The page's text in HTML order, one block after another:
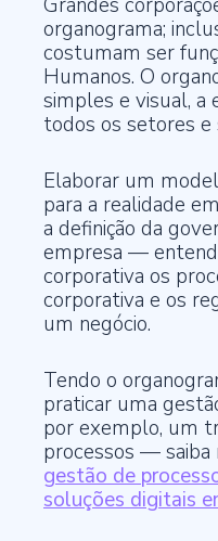
Grandes
organograma;
costumam ser
Humanos. O
simples e visual, a
todos os setores e
Elaborar um
para a realidade
a definição da
empresa —
corporativa os
corporativa e os
um negócio.
Tendo o
praticar uma
por exemplo, um
processos — saiba
gestão de
soluções digitais